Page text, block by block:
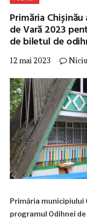
Primăria
de Vară 2023
de biletul de
12 mai 2023
Primăria municipiului
programul Odihnei